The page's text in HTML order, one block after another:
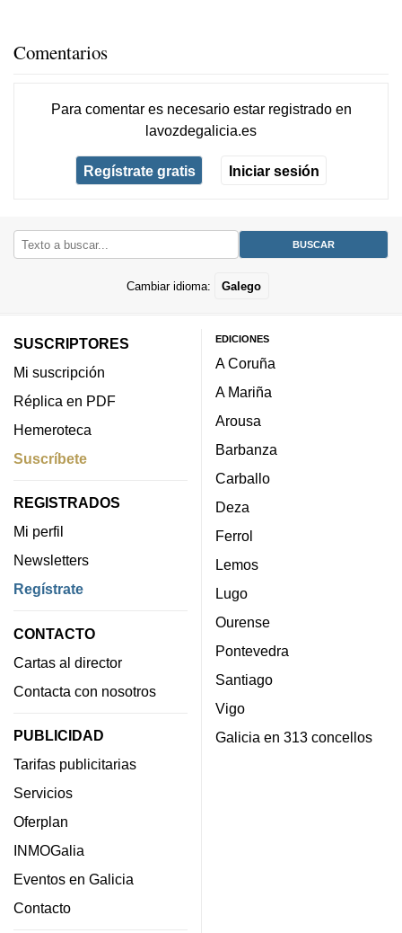
Comentarios
Para comentar es necesario estar registradoen
lavozdegalicia.es
Regístrate gratis Iniciar sesión
Cambiar idioma: Galego
SUSCRIPTORES
Mi suscripción
Réplica en PDF
Hemeroteca
Suscríbete
REGISTRADOS
Mi perfil
Newsletters
Regístrate
CONTACTO
Cartas al director
Contacta con nosotros
PUBLICIDAD
Tarifas publicitarias
Servicios
Oferplan
INMOGalia
Eventos en Galicia
Contacto
EDICIONES
A Coruña
A Mariña
Arousa
Barbanza
Carballo
Deza
Ferrol
Lemos
Lugo
Ourense
Pontevedra
Santiago
Vigo
Galicia en 313 concellos